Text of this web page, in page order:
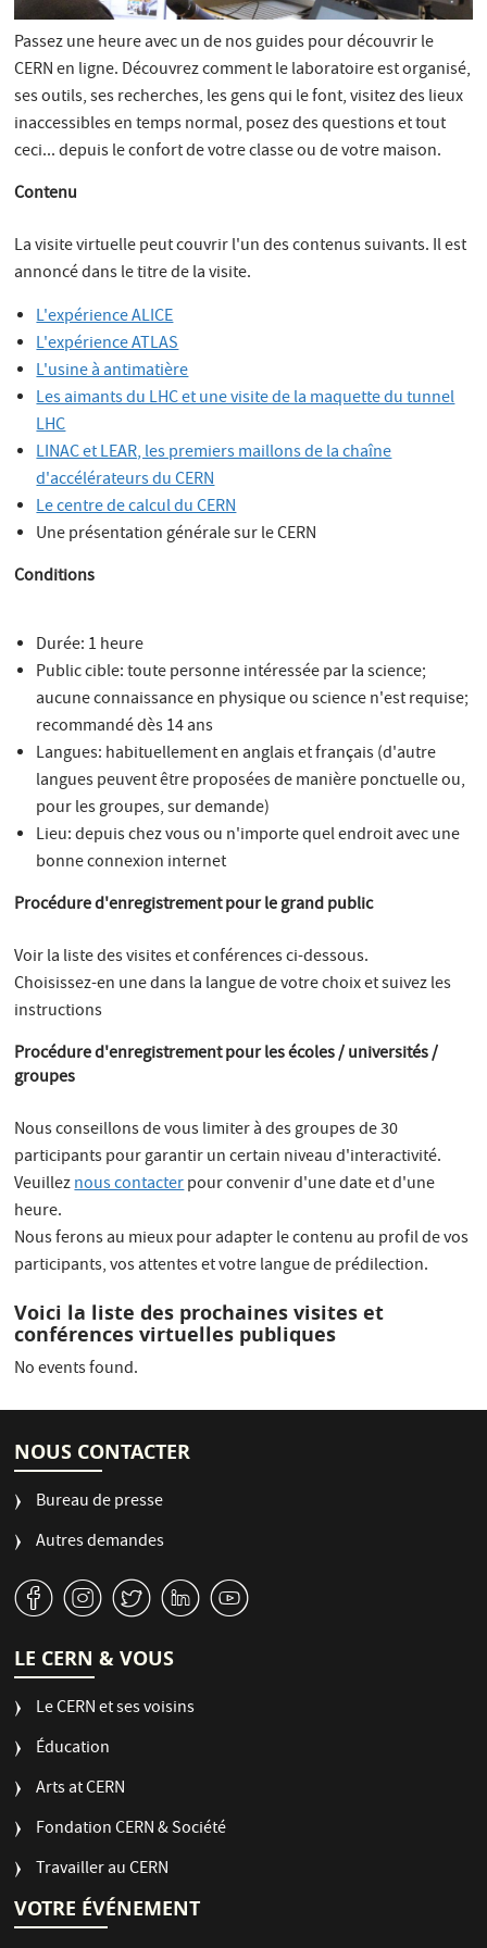
Passez une heure avec un de nos guides pour découvrir le
CERN en ligne. Découvrez comment le laboratoire est organisé,
ses outils, ses recherches, les gens qui le font, visitez des lieux
inaccessibles en temps normal, posez des questions et tout
ceci... depuis le confort de votre classe ou de votre maison.
Contenu
La visite virtuelle peut couvrir l'un des contenus suivants. Il est
annoncé dans le titre de la visite.
L'expérience ALICE
L'expérience ATLAS
L'usine à antimatière
Les aimants du LHC et une visite de la maquette du tunnel
LHC
LINAC et LEAR, les premiers maillons de la chaîne
d'accélérateurs du CERN
Le centre de calcul du CERN
Une présentation générale sur le CERN
Conditions
Durée: 1 heure
Public cible: toute personne intéressée par la science;
aucune connaissance en physique ou science n'est requise;
recommandé dès 14 ans
Langues: habituellement en anglais et français (d'autre
langues peuvent être proposées de manière ponctuelle ou,
pour les groupes, sur demande)
Lieu: depuis chez vous ou n'importe quel endroit avec une
bonne connexion internet
Procédure d'enregistrement pour le grand public
Voir la liste des visites et conférences ci-dessous.
Choisissez-en une dans la langue de votre choix et suivez les
instructions
Procédure d'enregistrement pour les écoles / universités /
groupes
Nous conseillons de vous limiter à des groupes de 30
participants pour garantir un certain niveau d'interactivité.
Veuilleznous contacterpour convenir d'une date et d'une
heure.
Nous ferons au mieux pour adapter le contenu au profil de vos
participants, vos attentes et votre langue de prédilection.
Voici la liste des prochaines visites et
conférences virtuelles publiques
No events found.
NOUS CONTACTER
Bureau de presse
Autres demandes
v J W M 1
LE CERN & VOUS
Le CERN et ses voisins
Éducation
Arts at CERN
Fondation CERN & Société
Travailler au CERN
VOTRE ÉVÉNEMENT